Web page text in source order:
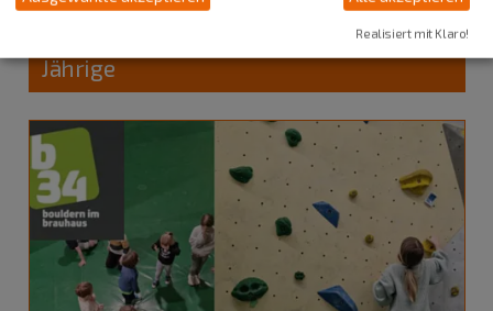
Ferienprogramm:
Boulderschnupperkurs Kidsclub 5-8
Jährige
Realisiert mit Klaro!